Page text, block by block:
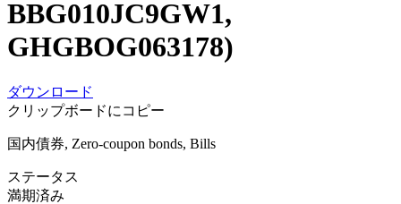
BBG010JC9GW1,
GHGBOG063178)
ダウンロード
クリップボードにコピー
国内債券, Zero-coupon bonds, Bills
ステータス
満期済み